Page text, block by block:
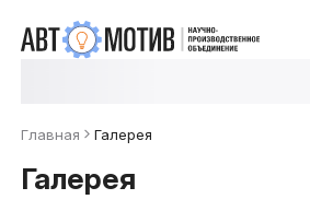
Главная Галерея
Галерея